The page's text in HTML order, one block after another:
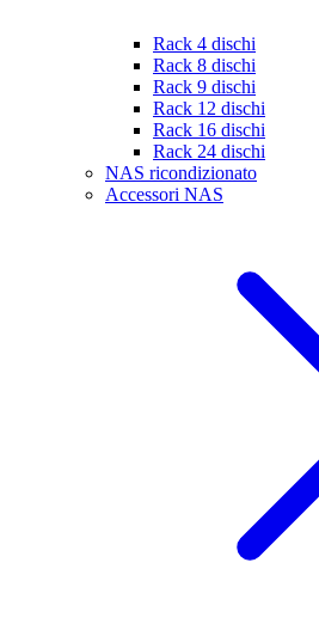
Rack 4 dischi
Rack 8 dischi
Rack 9 dischi
Rack 12 dischi
Rack 16 dischi
Rack 24 dischi
NAS ricondizionato
Accessori NAS